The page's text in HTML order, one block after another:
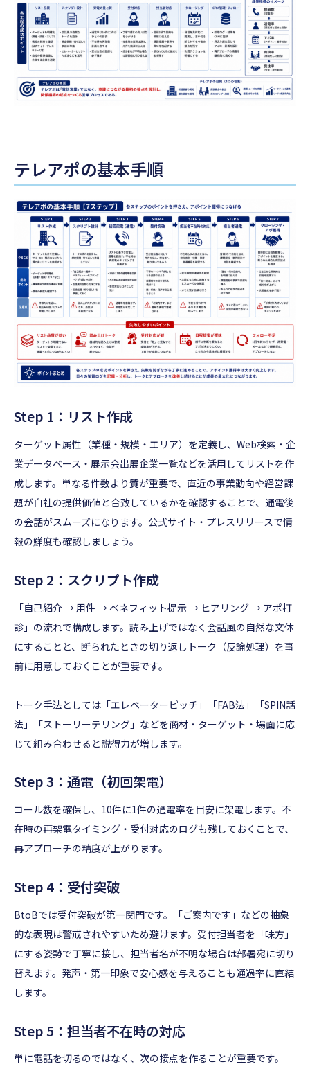
テレアポの基本手順
Step 1：リスト作成
ターゲット属性（業種・規模・エリア）を定義し、Web検索・企
業データベース・展示会出展企業一覧などを活用してリストを作
成します。単なる件数より質が重要で、直近の事業動向や経営課
題が自社の提供価値と合致しているかを確認することで、通電後
の会話がスムーズになります。公式サイト・プレスリリースで情
報の鮮度も確認しましょう。
Step 2：スクリプト作成
「自己紹介 → 用件 → ベネフィット提示 → ヒアリング → アポ打
診」の流れで構成します。読み上げではなく会話風の自然な文体
にすることと、断られたときの切り返しトーク（反論処理）を事
前に用意しておくことが重要です。
トーク手法としては「エレベーターピッチ」「FAB法」「SPIN話
法」「ストーリーテリング」などを商材・ターゲット・場面に応
じて組み合わせると説得力が増します。
Step 3：通電（初回架電）
コール数を確保し、10件に1件の通電率を目安に架電します。不
在時の再架電タイミング・受付対応のログも残しておくことで、
再アプローチの精度が上がります。
Step 4：受付突破
BtoBでは受付突破が第一関門です。「ご案内です」などの抽象
的な表現は警戒されやすいため避けます。受付担当者を「味方」
にする姿勢で丁寧に接し、担当者名が不明な場合は部署宛に切り
替えます。発声・第一印象で安心感を与えることも通過率に直結
します。
Step 5：担当者不在時の対応
単に電話を切るのではなく、次の接点を作ることが重要です。